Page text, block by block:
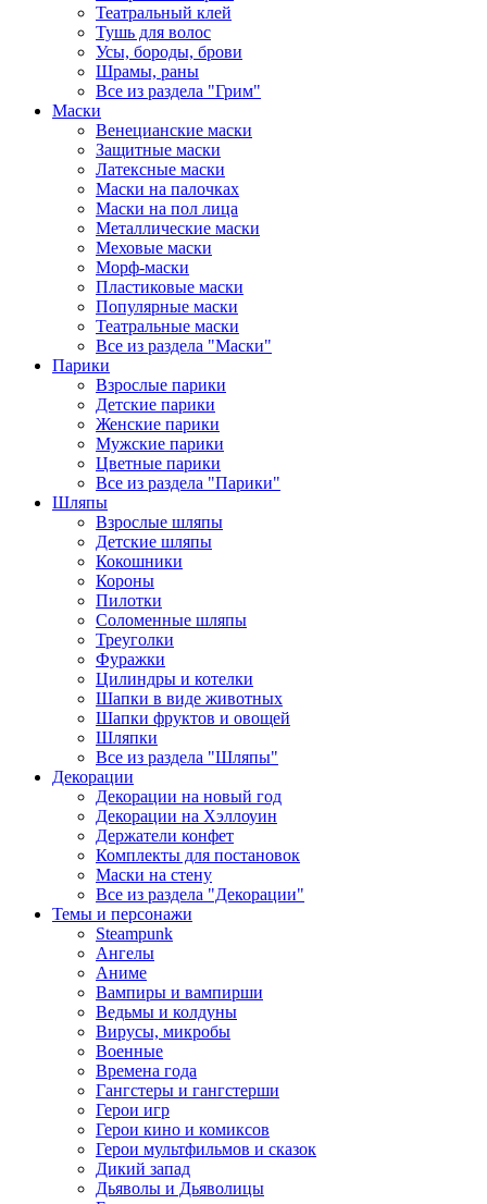
Театральный клей
Тушь для волос
Усы, бороды, брови
Шрамы, раны
Все из раздела "Грим"
Маски
Венецианские маски
Защитные маски
Латексные маски
Маски на палочках
Маски на пол лица
Металлические маски
Меховые маски
Морф-маски
Пластиковые маски
Популярные маски
Театральные маски
Все из раздела "Маски"
Парики
Взрослые парики
Детские парики
Женские парики
Мужские парики
Цветные парики
Все из раздела "Парики"
Шляпы
Взрослые шляпы
Детские шляпы
Кокошники
Короны
Пилотки
Соломенные шляпы
Треуголки
Фуражки
Цилиндры и котелки
Шапки в виде животных
Шапки фруктов и овощей
Шляпки
Все из раздела "Шляпы"
Декорации
Декорации на новый год
Декорации на Хэллоуин
Держатели конфет
Комплекты для постановок
Маски на стену
Все из раздела "Декорации"
Темы и персонажи
Steampunk
Ангелы
Аниме
Вампиры и вампирши
Ведьмы и колдуны
Вирусы, микробы
Военные
Времена года
Гангстеры и гангстерши
Герои игр
Герои кино и комиксов
Герои мультфильмов и сказок
Дикий запад
Дьяволы и Дьяволицы